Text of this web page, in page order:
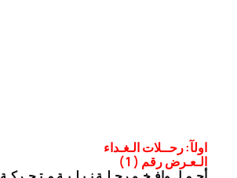
اولآ: رحــلات الـغـداء
الـعـرض رقم ( 1 )